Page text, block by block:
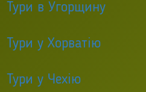
Тури в Угорщину
Тури у Хорватію
Тури у Чехію